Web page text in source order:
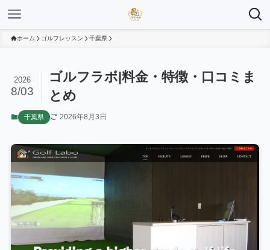
ホーム ゴルフレッスン 千葉県
ゴルフラボ|料金・特徴・口コミま
とめ
2026
8/03
千葉県 2026年8月3日